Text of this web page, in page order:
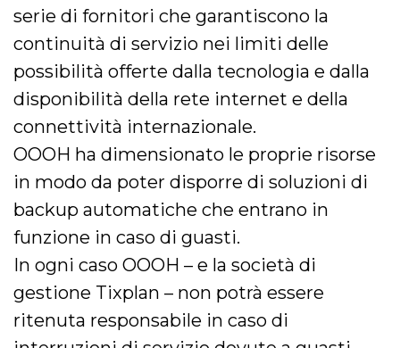
serie di fornitori che garantiscono la
continuità di servizio nei limiti delle
possibilità offerte dalla tecnologia e dalla
disponibilità della rete internet e della
connettività internazionale.
OOOH ha dimensionato le proprie risorse
in modo da poter disporre di soluzioni di
backup automatiche che entrano in
funzione in caso di guasti.
In ogni caso OOOH – e la società di
gestione Tixplan – non potrà essere
ritenuta responsabile in caso di